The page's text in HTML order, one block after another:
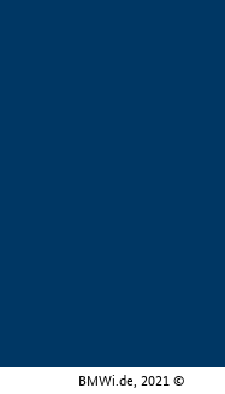
BMWi.de, 2021 ©